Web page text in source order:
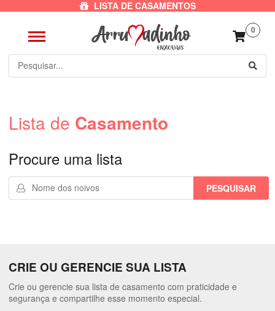
LISTA DE CASAMENTOS
0
Lista de Casamento
Procure uma lista
PESQUISAR
CRIE OU GERENCIE SUA LISTA
Crie ou gerencie sua lista de casamento com praticidade e
segurança e compartilhe esse momento especial.